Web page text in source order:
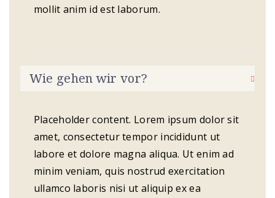
mollit anim id est laborum.
Wie gehen wir vor?
Placeholder content. Lorem ipsum dolor sit
amet, consectetur tempor incididunt ut
labore et dolore magna aliqua. Ut enim ad
minim veniam, quis nostrud exercitation
ullamco laboris nisi ut aliquip ex ea